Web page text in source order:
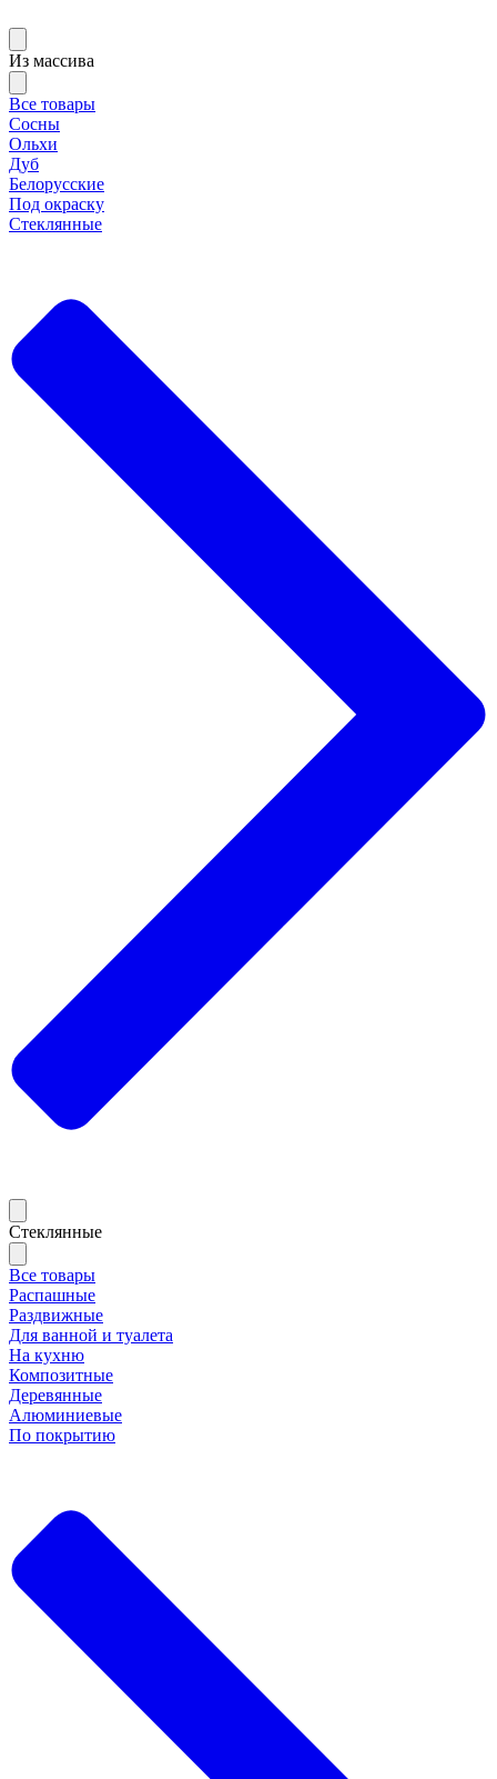
Из массива
Все товары
Сосны
Ольхи
Дуб
Белорусские
Под окраску
Стеклянные
Стеклянные
Все товары
Распашные
Раздвижные
Для ванной и туалета
На кухню
Композитные
Деревянные
Алюминиевые
По покрытию